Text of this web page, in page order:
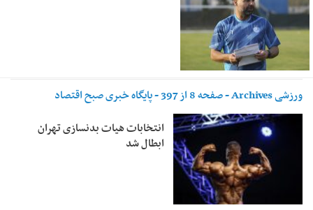
ورزشی Archives - صفحه 8 از 397 - پایگاه خبری صبح اقتصاد
آنلاین،تحلیل اقتصادی،اخبار اقتصادی
انتخابات هیات بدنسازی تهران
ابطال شد